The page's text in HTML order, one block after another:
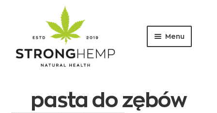
Przejdź
do
nawigacji
Przejdź
do
Menu
pasta do zębów